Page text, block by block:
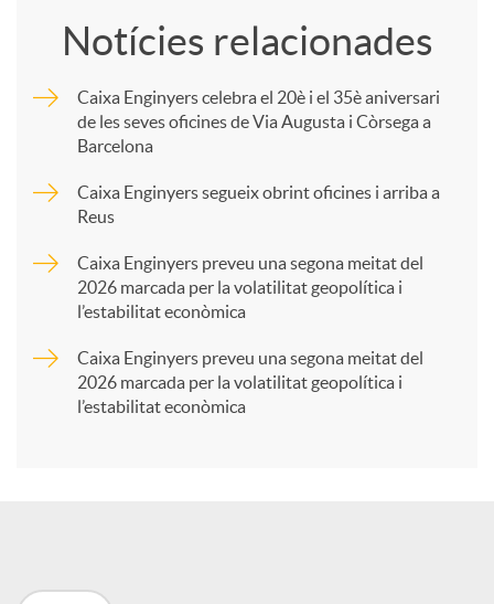
t
Notícies relacionades
Caixa Enginyers celebra el 20è i el 35è aniversari
de les seves oficines de Via Augusta i Còrsega a
Barcelona
Caixa Enginyers segueix obrint oficines i arriba a
Reus
Caixa Enginyers preveu una segona meitat del
2026 marcada per la volatilitat geopolítica i
l’estabilitat econòmica
Caixa Enginyers preveu una segona meitat del
2026 marcada per la volatilitat geopolítica i
l’estabilitat econòmica